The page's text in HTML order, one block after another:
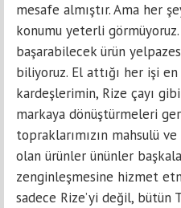
mesafe almıştır. Ama her
konumu yeterli görmüyoruz.
başarabilecek ürün
biliyoruz. El attığı her işi
kardeşlerimin, Rize çayı
markaya dönüştürmeleri
topraklarımızın mahsulü
olan ürünler ününler
zenginleşmesine hizmet
sadece Rize’yi değil, bütün